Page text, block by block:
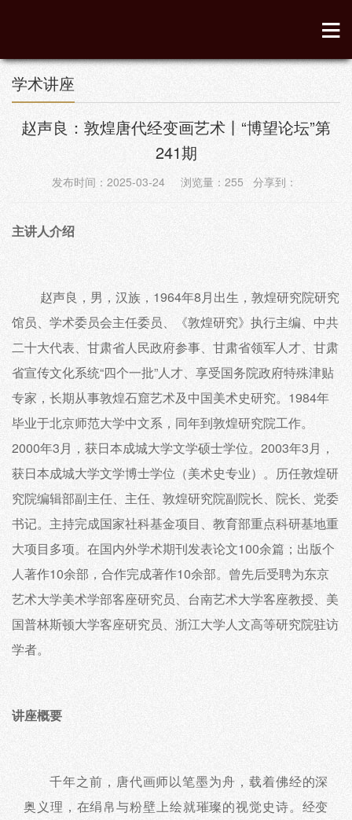
学术讲座
赵声良：敦煌唐代经变画艺术丨“博望论坛”第
241期
发布时间：2025-03-24 浏览量： 255 分享到：
主讲人介绍
赵声良，男，汉族，1964年8月出生，敦煌研究院研究
馆员、学术委员会主任委员、《敦煌研究》执行主编、中共
二十大代表、甘肃省人民政府参事、甘肃省领军人才、甘肃
省宣传文化系统“四个一批”人才、享受国务院政府特殊津贴
专家，长期从事敦煌石窟艺术及中国美术史研究。1984年
毕业于北京师范大学中文系，同年到敦煌研究院工作。
2000年3月，获日本成城大学文学硕士学位。2003年3月，
获日本成城大学文学博士学位（美术史专业）。历任敦煌研
究院编辑部副主任、主任、敦煌研究院副院长、院长、党委
书记。主持完成国家社科基金项目、教育部重点科研基地重
大项目多项。在国内外学术期刊发表论文100余篇；出版个
人著作10余部，合作完成著作10余部。曾先后受聘为东京
艺术大学美术学部客座研究员、台南艺术大学客座教授、美
国普林斯顿大学客座研究员、浙江大学人文高等研究院驻访
学者。
讲座概要
千年之前，唐代画师以笔墨为舟，载着佛经的深
奥义理，在绢帛与粉壁上绘就璀璨的视觉史诗。经变